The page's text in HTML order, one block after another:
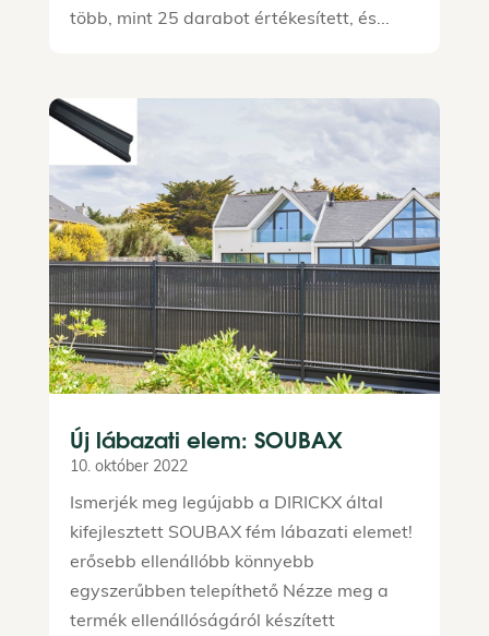
több, mint 25 darabot értékesített, és...
Új lábazati elem: SOUBAX
10. október 2022
Ismerjék meg legújabb a DIRICKX által
kifejlesztett SOUBAX fém lábazati elemet!
erősebb ellenállóbb könnyebb
egyszerűbben telepíthető Nézze meg a
termék ellenállóságáról készített